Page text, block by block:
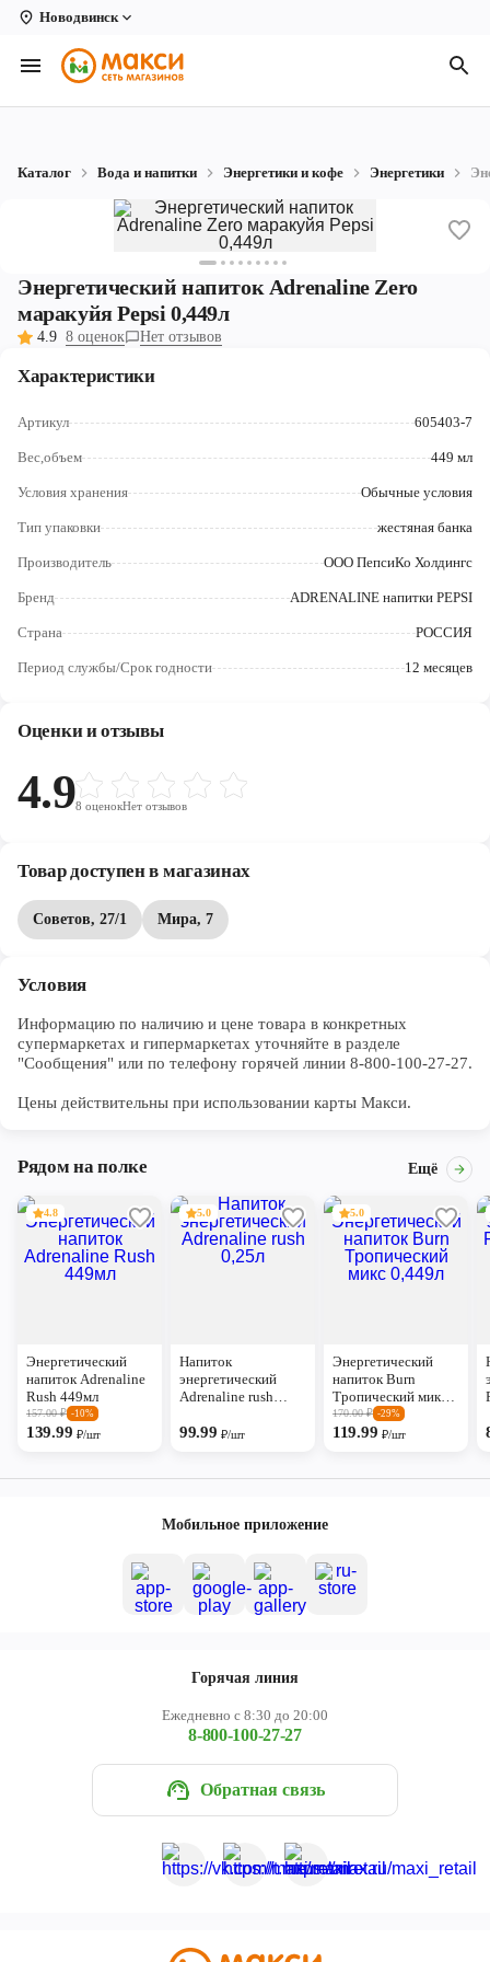
Новодвинск
Вологда
Архангельск
Кирово-Чепецк
Коряжма
Котлас
Новодвинск
Северодвинск
Череповец
Каталог Вода и напитки Энергетики и кофе Энергетики
Энергетический напиток Adrenaline Zero
маракуйя Pepsi 0,449л
4.9 8 оценок Нет отзывов
Характеристики
Артикул 605403-7
Вес,объем 449 мл
Условия хранения Обычные условия
Тип упаковки жестяная банка
Производитель ООО ПепсиКо Холдингс
Бренд ADRENALINE напитки PEPSI
Страна РОССИЯ
Период службы/Срок годности 12 месяцев
Оценки и отзывы
4.98 оценокНет отзывов
Товар доступен в магазинах
Советов, 27/1 Мира, 7
Условия
Информацию по наличию и цене товара в конкретных
супермаркетах и гипермаркетах уточняйте в разделе
"Сообщения" или по телефону горячей линии 8-800-100-27-27.
Цены действительны при использовании карты Макси.
Рядом на полке Ещё
4.8
Энергетический
напиток Adrenaline
Rush 449мл
157.00₽ -10%
139.99 ₽/шт
5.0
Напиток
энергетический
Adrenaline rush
99.99₽/шт
5.0
Энергетический
напиток Burn
Тропический микс
0,449л
170.00₽ -29%
119.99 ₽/шт
Мобильное приложение
Горячая линия
Ежедневно с 8:30 до 20:00
8-800-100-27-27
Обратная связь